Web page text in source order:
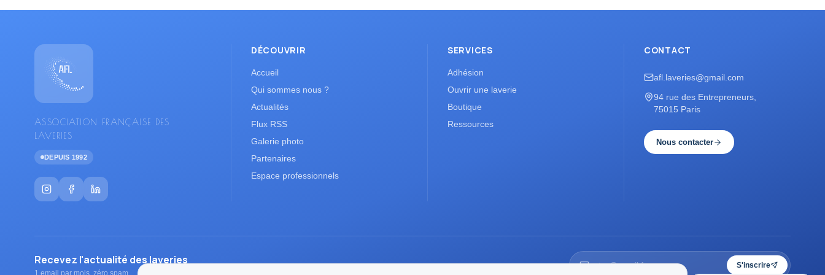
ASSOCIATION FRANÇAISE DES
LAVERIES
DEPUIS 1992
DÉCOUVRIR
Accueil
Qui sommes nous ?
Actualités
Flux RSS
Galerie photo
Partenaires
Espace professionnels
SERVICES
Adhésion
Ouvrir une laverie
Boutique
Ressources
CONTACT
afl.laveries@gmail.com
94 rue des Entrepreneurs,
75015 Paris
Nous contacter
Recevez l'actualité des laveries
1 email par mois, zéro spam.
S'inscrire